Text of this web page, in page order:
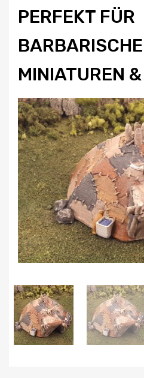
PERFEKT FÜR
BARBARISCHE
MINIATUREN